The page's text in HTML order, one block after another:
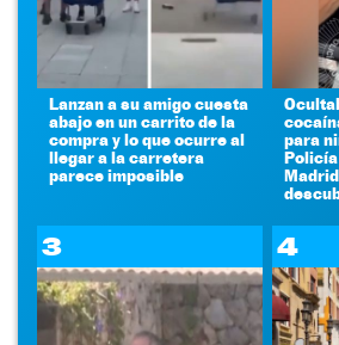
Lanzan a su amigo cuesta
abajo en un carrito de la
compra y lo que ocurre al
llegar a la carretera
parece imposible
para
3 4